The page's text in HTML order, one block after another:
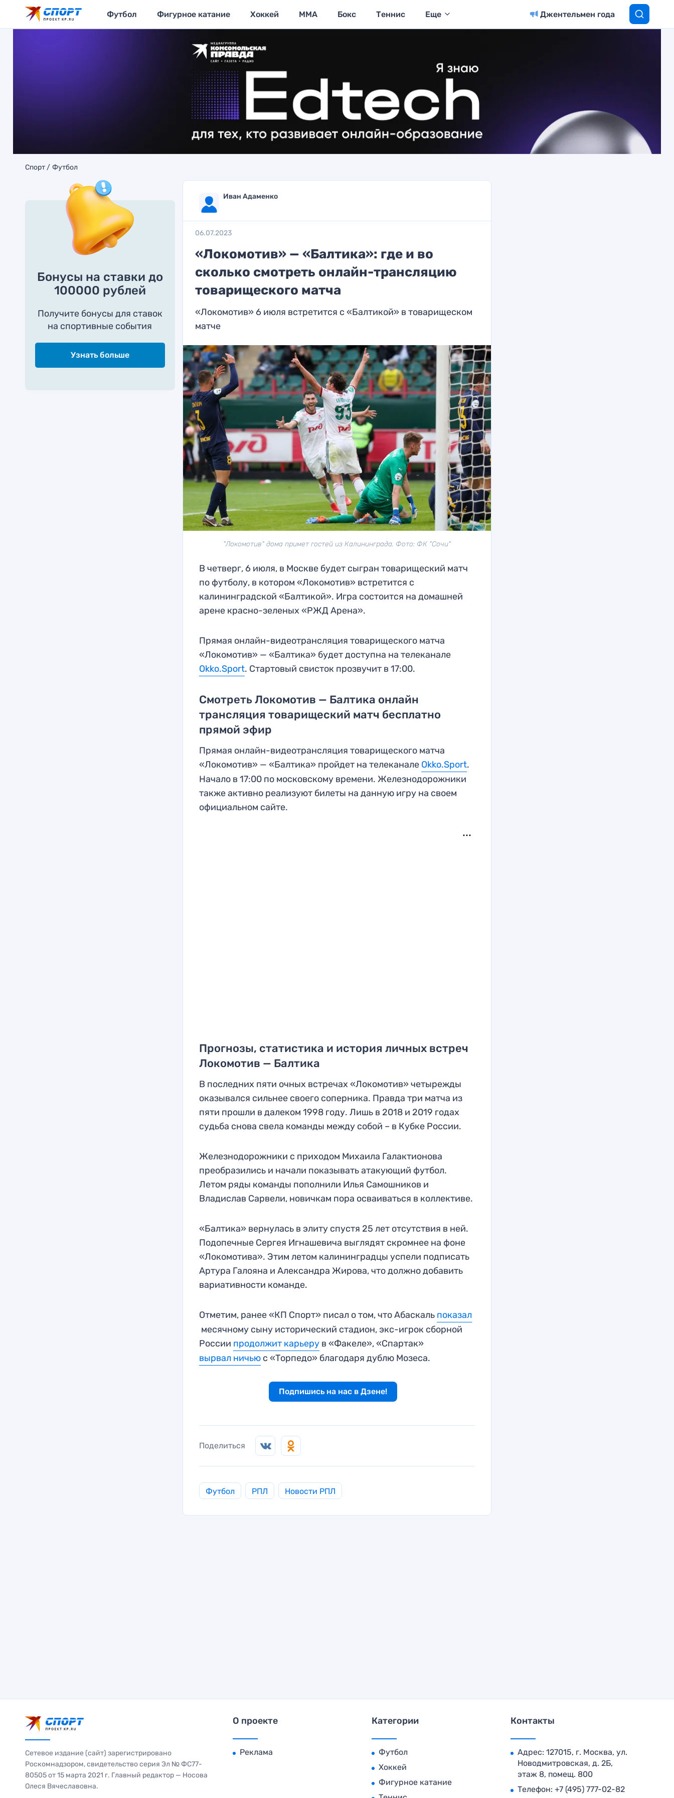
Футбол Фигурное катание Хоккей MMA Бокс Теннис Еще Джентельмен года
Спорт Футбол
Бонусы на ставки до
100000 рублей
Получите бонусы для ставок
на спортивные события
Узнать больше
Иван Адаменко
06.07.2023
«Локомотив» — «Балтика»: где и во
сколько смотреть онлайн-трансляцию
товарищеского матча
«Локомотив» 6 июля встретится с «Балтикой» в товарищеском
матче
"Локомотив" дома примет гостей из Калининграда. Фото: ФК "Сочи"
В четверг, 6 июля, в Москве будет сыгран товарищеский матч
по футболу, в котором «Локомотив» встретится с
калининградской «Балтикой». Игра состоится на домашней
арене красно-зеленых «РЖД Арена».
Прямая онлайн-видеотрансляция товарищеского матча
«Локомотив» — «Балтика» будет доступна на телеканале
Okko.Sport. Стартовый свисток прозвучит в 17:00.
Смотреть Локомотив — Балтика онлайн
трансляция товарищеский матч бесплатно
прямой эфир
Прямая онлайн-видеотрансляция товарищеского матча
«Локомотив» — «Балтика» пройдет на телеканале Okko.Sport.
Начало в 17:00 по московскому времени. Железнодорожники
также активно реализуют билеты на данную игру на своем
официальном сайте.
Прогнозы, статистика и история личных встреч
Локомотив — Балтика
В последних пяти очных встречах «Локомотив» четырежды
оказывался сильнее своего соперника. Правда три матча из
пяти прошли в далеком 1998 году. Лишь в 2018 и 2019 годах
судьба снова свела команды между собой – в Кубке России.
Железнодорожники с приходом Михаила Галактионова
преобразились и начали показывать атакующий футбол.
Летом ряды команды пополнили Илья Самошников и
Владислав Сарвели, новичкам пора осваиваться в коллективе.
«Балтика» вернулась в элиту спустя 25 лет отсутствия в ней.
Подопечные Сергея Игнашевича выглядят скромнее на фоне
«Локомотива». Этим летом калининградцы успели подписать
Артура Галояна и Александра Жирова, что должно добавить
вариативности команде.
Отметим, ранее «КП Спорт» писал о том, что Абаскаль показал
месячному сыну исторический стадион, экс-игрок сборной
России продолжит карьеру в «Факеле», «Спартак»
вырвал ничью с «Торпедо» благодаря дублю Мозеса.
Подпишись на нас в Дзене!
Поделиться
Футбол РПЛ Новости РПЛ
Сетевое издание (сайт) зарегистрировано
Роскомнадзором, свидетельство серия Эл № ФС77-
80505 от 15 марта 2021 г. Главный редактор — Носова
Олеся Вячеславовна.
О проекте
Реклама
Категории
Футбол
Хоккей
Фигурное катание
Контакты
Адрес: 127015, г. Москва, ул.
Новодмитровская, д. 2Б,
этаж 8, помещ. 800
Телефон: +7 (495) 777-02-82